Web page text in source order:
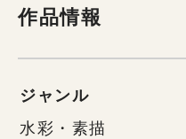
作品情報
ジャンル
水彩・素描